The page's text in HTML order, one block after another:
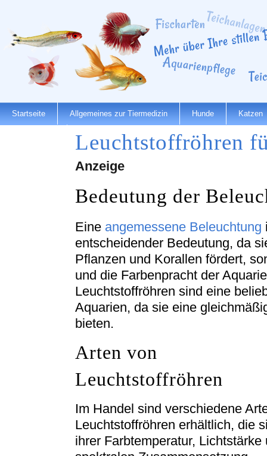
Startseite Allgemeines zur Tiermedizin Hunde Katzen
Leuchtstoffröhren
Anzeige
Bedeutung der
Eine angemessene Beleuchtung
entscheidender Bedeutung, da
Pflanzen und Korallen fördert,
und die Farbenpracht der
Leuchtstoffröhren sind eine
Aquarien, da sie eine
bieten.
Arten von
Leuchtstoffröhren
Im Handel sind verschiedene
Leuchtstoffröhren erhältlich, die
ihrer Farbtemperatur, Lichtstärke